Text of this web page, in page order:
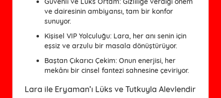
ve dairesinin ambiyansı, tam bir konfor
sunuyor.
Kişisel VIP Yolculuğu: Lara, her anı senin için
eşsiz ve arzulu bir masala dönüştürüyor.
Baştan Çıkarıcı Çekim: Onun enerjisi, her
mekânı bir cinsel fantezi sahnesine çeviriyor.
Lara ile Eryaman’ı Lüks ve Tutkuyla Alevlendir